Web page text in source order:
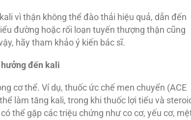
vì thận không thể đào thải hiệu quả, dẫn đến
đường hoặc rối loạn tuyến thượng thận cũng
hãy tham khảo ý kiến bác sĩ.
đến kali
cơ thể. Ví dụ, thuốc ức chế men chuyển (ACE
làm tăng kali, trong khi thuốc lợi tiểu và
thể gặp các triệu chứng như co cơ, yếu cơ,